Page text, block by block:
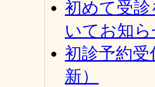
初めて受
いてお知ら
初診予約受
新）